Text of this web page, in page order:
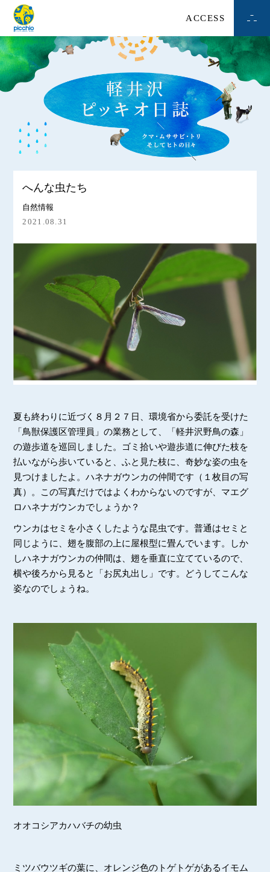
ACCESS
へんな虫たち
自然情報
2021.08.31
夏も終わりに近づく８月２７日、環境省から委託を受けた
「鳥獣保護区管理員」の業務として、「軽井沢野鳥の森」
の遊歩道を巡回しました。ゴミ拾いや遊歩道に伸びた枝を
払いながら歩いていると、ふと見た枝に、奇妙な姿の虫を
見つけましたよ。ハネナガウンカの仲間です（１枚目の写
真）。この写真だけではよくわからないのですが、マエグ
ロハネナガウンカでしょうか？
ウンカはセミを小さくしたような昆虫です。普通はセミと
同じように、翅を腹部の上に屋根型に畳んでいます。しか
しハネナガウンカの仲間は、翅を垂直に立てているので、
横や後ろから見ると「お尻丸出し」です。どうしてこんな
姿なのでしょうね。
オオコシアカハバチの幼虫
ミツバウツギの葉に、オレンジ色のトゲトゲがあるイモム